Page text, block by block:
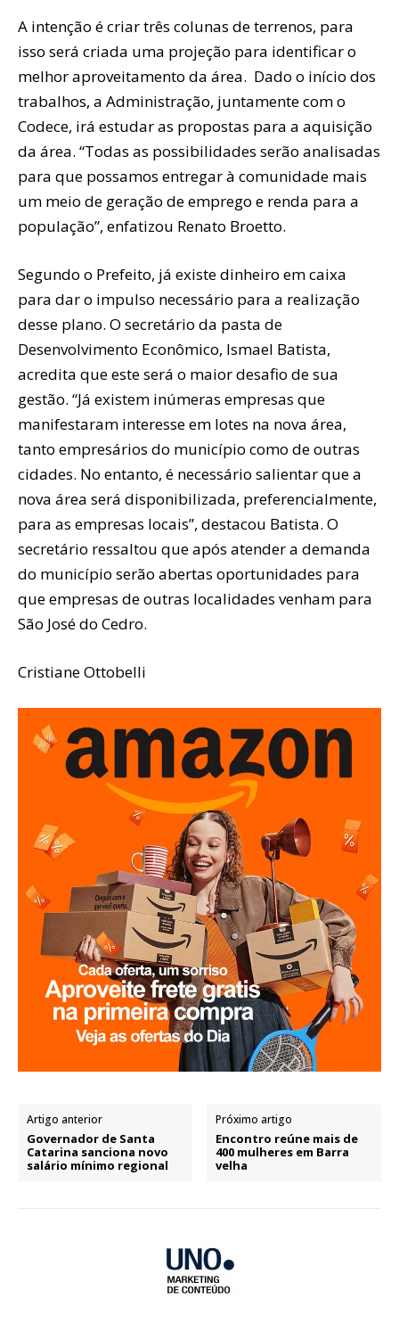
A intenção é criar três colunas de terrenos, para
isso será criada uma projeção para identificar o
melhor aproveitamento da área. Dado o início dos
trabalhos, a Administração, juntamente com o
Codece, irá estudar as propostas para a aquisição
da área. “Todas as possibilidades serão analisadas
para que possamos entregar à comunidade mais
um meio de geração de emprego e renda para a
população”, enfatizou Renato Broetto.
Segundo o Prefeito, já existe dinheiro em caixa
para dar o impulso necessário para a realização
desse plano. O secretário da pasta de
Desenvolvimento Econômico, Ismael Batista,
acredita que este será o maior desafio de sua
gestão. “Já existem inúmeras empresas que
manifestaram interesse em lotes na nova área,
tanto empresários do município como de outras
cidades. No entanto, é necessário salientar que a
nova área será disponibilizada, preferencialmente,
para as empresas locais”, destacou Batista. O
secretário ressaltou que após atender a demanda
do município serão abertas oportunidades para
que empresas de outras localidades venham para
São José do Cedro.
Cristiane Ottobelli
Artigo anterior
Governador de Santa
Catarina sanciona novo
salário mínimo regional
Próximo artigo
Encontro reúne mais de
400 mulheres em Barra
velha